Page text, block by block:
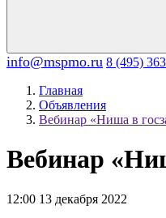
info@mspmo.ru 8 (495)
Главная
Объявления
Вебинар «Ниша в
Вебинар
12:00 13 декабря 2022